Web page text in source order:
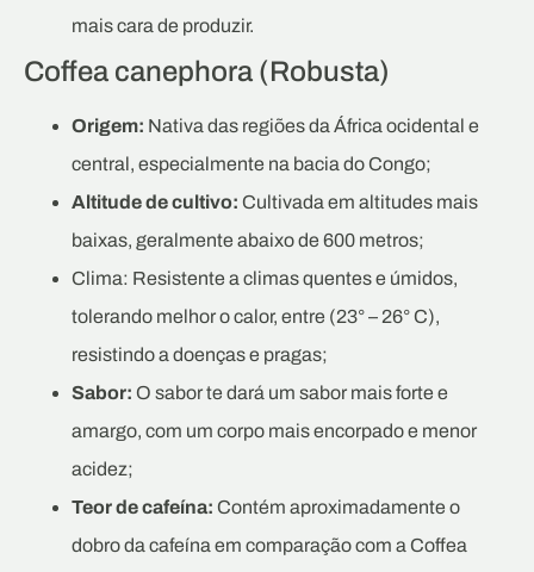
mais cara de produzir.
Coffea canephora (Robusta)
Origem: Nativa das regiões da África ocidental e
central, especialmente na bacia do Congo;
Altitude de cultivo: Cultivada em altitudes mais
baixas, geralmente abaixo de 600 metros;
Clima: Resistente a climas quentes e úmidos,
tolerando melhor o calor, entre (23° – 26° C),
resistindo a doenças e pragas;
Sabor: O sabor te dará um sabor mais forte e
amargo, com um corpo mais encorpado e menor
acidez;
Teor de cafeína: Contém aproximadamente o
dobro da cafeína em comparação com a Coffea